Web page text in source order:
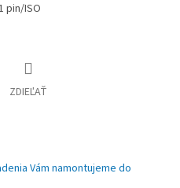
pin/ISO
ZDIEĽAŤ
Vám namontujeme do